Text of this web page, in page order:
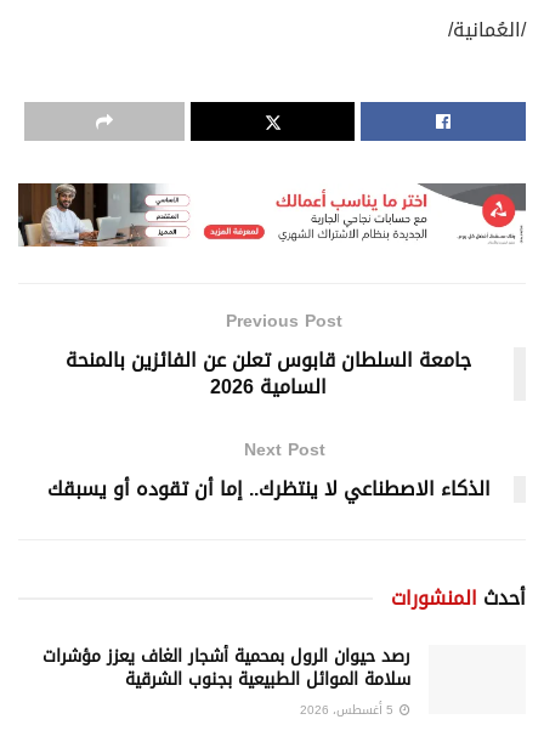
/العُمانية/
Previous Post
جامعة السلطان قابوس تعلن عن الفائزين بالمنحة
السامية 2026
Next Post
الذكاء الاصطناعي لا ينتظرك.. إما أن تقوده أو يسبقك
أحدث المنشورات
رصد حيوان الرول بمحمية أشجار الغاف يعزز مؤشرات
سلامة الموائل الطبيعية بجنوب الشرقية